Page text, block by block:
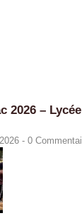
2026 –
- 0